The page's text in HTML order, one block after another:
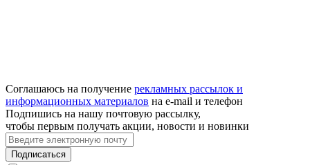
Соглашаюсь на получение рекламных рассылок и
информационных материалов на e‑mail и телефон
Подпишись на нашу почтовую рассылку,
чтобы первым получать акции, новости и новинки
Подписаться